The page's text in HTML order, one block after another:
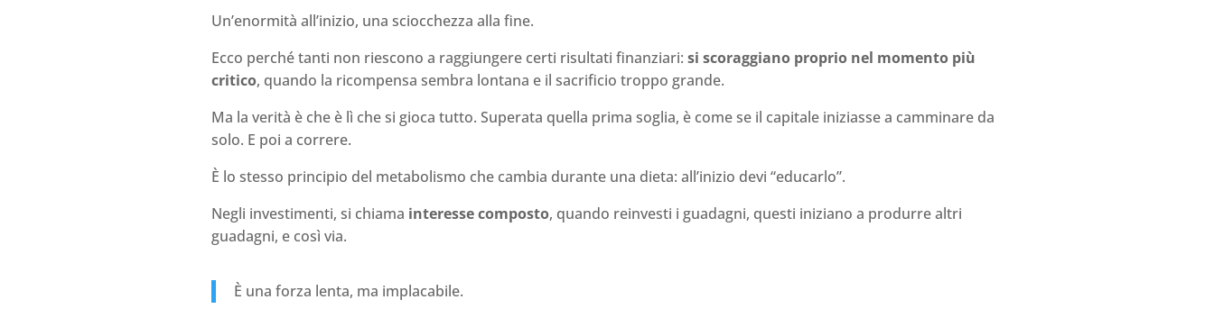
Un’enormità all’inizio, una sciocchezza alla fine.
Ecco perché tanti non riescono a raggiungere certi risultati finanziari:si scoraggiano proprio nel momento più
critico, quando la ricompensa sembra lontana e il sacrificio troppo grande.
Ma la verità è che è lì che si gioca tutto. Superata quella prima soglia, è come se il capitale iniziasse a camminare da
solo. E poi a correre.
È lo stesso principio del metabolismo che cambia durante una dieta: all’inizio devi “educarlo”.
Negli investimenti, si chiama interesse composto, quando reinvesti i guadagni, questi iniziano a produrre altri
guadagni, e così via.
È una forza lenta, ma implacabile.